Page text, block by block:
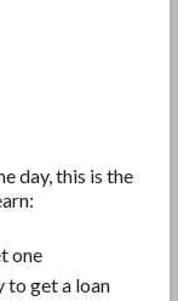
day, this is the
one
get a loan